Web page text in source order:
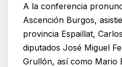
A la conferencia
Ascención Burgos,
provincia Espaillat,
diputados José Miguel
Grullón, así como Mario